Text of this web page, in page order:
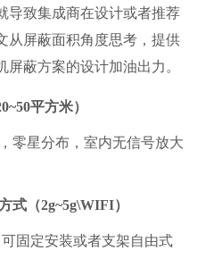
导致集成商在设计或者推荐
从屏蔽面积角度思考，提供
蔽方案的设计加油出力。
平方米）
零星分布，室内无信号放大
式（2g~5g\WIFI）
固定安装或者支架自由式